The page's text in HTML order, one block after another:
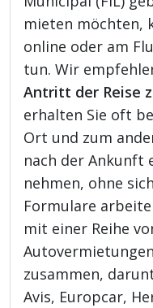
mieten möchten,
online oder am
tun. Wir
Antritt der Reise
erhalten Sie oft
Ort und zum
nach der Ankunft
nehmen, ohne
Formulare
mit einer Reihe
zusammen,
Avis, Europcar,